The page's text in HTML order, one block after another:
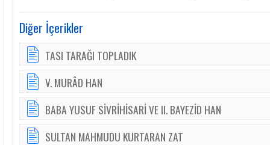
Diğer İçerikler
TASI TARAĞI TOPLADIK
V. MURÂD HAN
BABA YUSUF SİVRİHİSARİ VE II. BAYEZİD HAN
SULTAN MAHMUDU KURTARAN ZAT